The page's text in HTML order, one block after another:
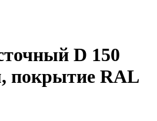
D 150
покрытие RAL